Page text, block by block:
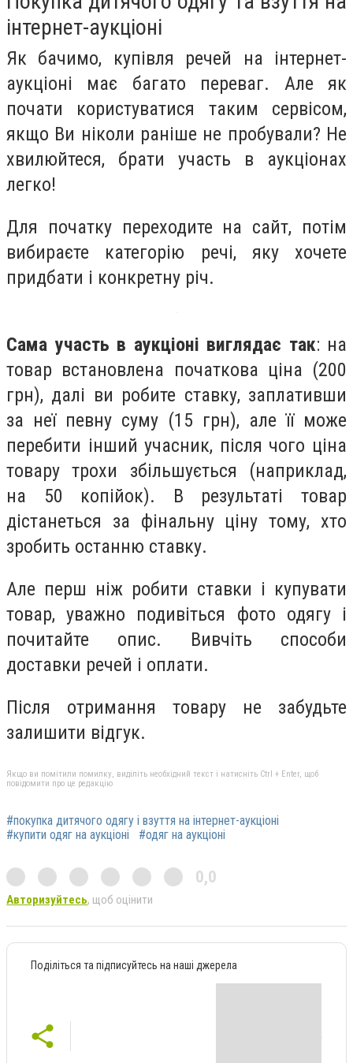
інтернет-аукціоні
Як бачимо, купівля речей на інтернет-
аукціоні має багато переваг. Але як
почати користуватися таким сервісом,
якщо Ви ніколи раніше не пробували? Не
хвилюйтеся, брати участь в аукціонах
легко!
Для початку переходите на сайт, потім
вибираєте категорію речі, яку хочете
придбати і конкретну річ.
Сама участь в аукціоні виглядає так: на
товар встановлена початкова ціна (200
грн), далі ви робите ставку, заплативши
за неї певну суму (15 грн), але її може
перебити інший учасник, після чого ціна
товару трохи збільшується (наприклад,
на 50 копійок). В результаті товар
дістанеться за фінальну ціну тому, хто
зробить останню ставку.
Але перш ніж робити ставки і купувати
товар, уважно подивіться фото одягу і
почитайте опис. Вивчіть способи
доставки речей і оплати.
Після отримання товару не забудьте
залишити відгук.
Якщо ви помітили помилку, виділіть необхідний текст і натисніть Ctrl + Enter, щоб
повідомити про це редакцію
#покупка дитячого одягу і взуття на інтернет-аукціоні
#купити одяг на аукціоні
#одяг на аукціоні
0,0
Авторизуйтесь, щоб оцінити
Поділіться та підписуйтесь на наші джерела